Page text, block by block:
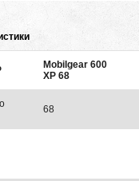
Mobilgear 600
XP 68
68